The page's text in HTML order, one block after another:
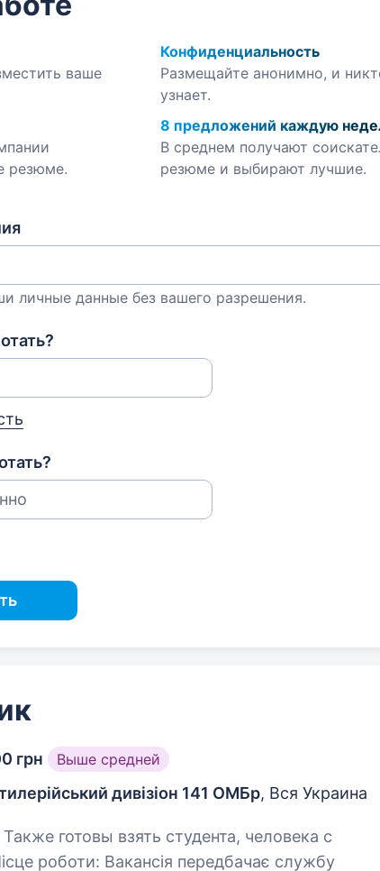
ваше
Конфиденциальность
Размещайте анонимно, и
узнает.
резюме.
8 предложений каждую
В среднем получают
резюме и выбирают лучшие.
личные данные без вашего разрешения.
грн Выше средней
дивізіон 141 ОМБр, Вся Украина
готовы взять студента, человека с